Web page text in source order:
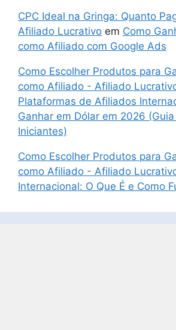
CPC Ideal na Gringa: Quanto
Afiliado Lucrativo em Como
como Afiliado com Google Ads
Como Escolher Produtos para
como Afiliado - Afiliado
Plataformas de Afiliados
Ganhar em Dólar em 2026
Iniciantes)
Como Escolher Produtos para
como Afiliado - Afiliado
Internacional: O Que É e Como